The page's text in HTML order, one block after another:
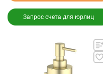
Запрос счета для юрлиц